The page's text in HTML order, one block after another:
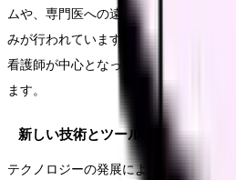
ムや、専門医への遠隔コンサルテーシ
みが行われています。特に、慢性疾患
看護師が中心となって遠隔医療サービ
ます。
新しい技術とツールの導入
テクノロジーの発展により、遠隔診療